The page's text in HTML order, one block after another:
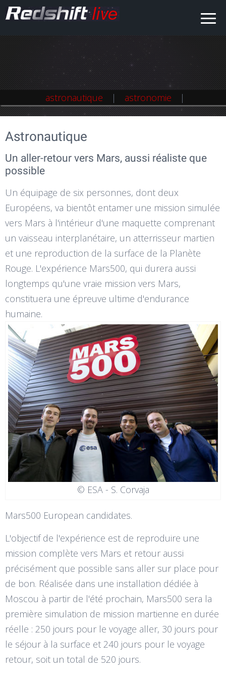
astronautique astronomie
astronautique astronomie
Astronautique
Un aller-retour vers Mars, aussi réaliste que
possible
Un équipage de six personnes, dont deux
Européens, va bientôt entamer une mission simulée
vers Mars à l'intérieur d'une maquette comprenant
un vaisseau interplanétaire, un atterrisseur martien
et une reproduction de la surface de la Planète
Rouge. L'expérience Mars500, qui durera aussi
longtemps qu'une vraie mission vers Mars,
constituera une épreuve ultime d'endurance
humaine.
© ESA - S. Corvaja
Mars500 European candidates.
L'objectif de l'expérience est de reproduire une
mission complète vers Mars et retour aussi
précisément que possible sans aller sur place pour
de bon. Réalisée dans une installation dédiée à
Moscou à partir de l'été prochain, Mars500 sera la
première simulation de mission martienne en durée
réelle : 250 jours pour le voyage aller, 30 jours pour
le séjour à la surface et 240 jours pour le voyage
retour, soit un total de 520 jours.